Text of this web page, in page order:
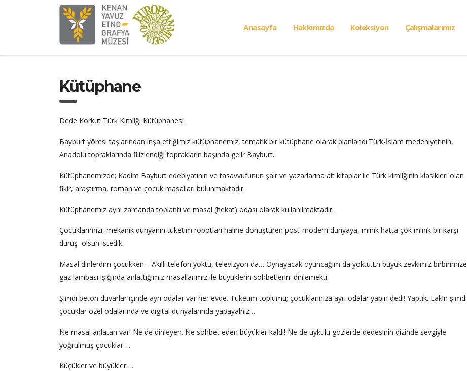
Anasayfa Hakkımızda Koleksiyon Çalışmalarımız
Kütüphane
Dede Korkut Türk Kimliği Kütüphanesi
Bayburt yöresi taşlarından inşa ettiğimiz kütüphanemiz, tematik bir kütüphane olarak planlandı.Türk-İslam medeniyetinin,
Anadolu topraklarında filizlendiği toprakların başında gelir Bayburt.
Kütüphanemizde; Kadim Bayburt edebiyatının ve tasavvufunun şair ve yazarlarına ait kitaplar ile Türk kimliğinin klasikleri olan
fikir, araştırma, roman ve çocuk masalları bulunmaktadır.
Kütüphanemiz aynı zamanda toplantı ve masal (hekat) odası olarak kullanılmaktadır.
Çocuklarımızı, mekanik dünyanın tüketim robotları haline dönüştüren post-modern dünyaya, minik hatta çok minik bir karşı
duruş olsun istedik.
Masal dinlerdim çocukken… Akıllı telefon yoktu, televizyon da… Oynayacak oyuncağım da yoktu.En büyük zevkimiz birbirimize
gaz lambası ışığında anlattığımız masallarımız ile büyüklerin sohbetlerini dinlemekti.
Şimdi beton duvarlar içinde ayrı odalar var her evde. Tüketim toplumu; çocuklarınıza ayrı odalar yapın dedi! Yaptık. Lakin şimdi
çocuklar özel odalarında ve digital dünyalarında yapayalnız…
Ne masal anlatan var! Ne de dinleyen. Ne sohbet eden büyükler kaldı! Ne de uykulu gözlerde dedesinin dizinde sevgiyle
yoğrulmuş çocuklar….
Küçükler ve büyükler….